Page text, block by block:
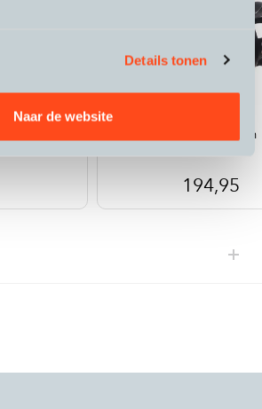
Details tonen
Naar de website
Shockstop Stem
194,95